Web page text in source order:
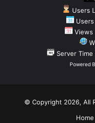
Users
Views
Server
Powered
© Copyright 2026, All
Home